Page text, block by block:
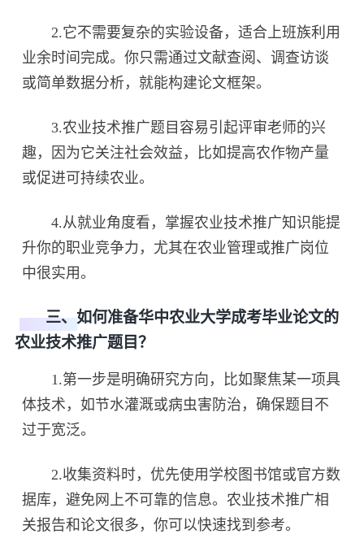
2.它不需要复杂的实验设备，适合上班族利用
业余时间完成。你只需通过文献查阅、调查访谈
或简单数据分析，就能构建论文框架。
3.农业技术推广题目容易引起评审老师的兴
趣，因为它关注社会效益，比如提高农作物产量
或促进可持续农业。
4.从就业角度看，掌握农业技术推广知识能提
升你的职业竞争力，尤其在农业管理或推广岗位
中很实用。
三、如何准备华中农业大学成考毕业论文的
农业技术推广题目？
1.第一步是明确研究方向，比如聚焦某一项具
体技术，如节水灌溉或病虫害防治，确保题目不
过于宽泛。
2.收集资料时，优先使用学校图书馆或官方数
据库，避免网上不可靠的信息。农业技术推广相
关报告和论文很多，你可以快速找到参考。